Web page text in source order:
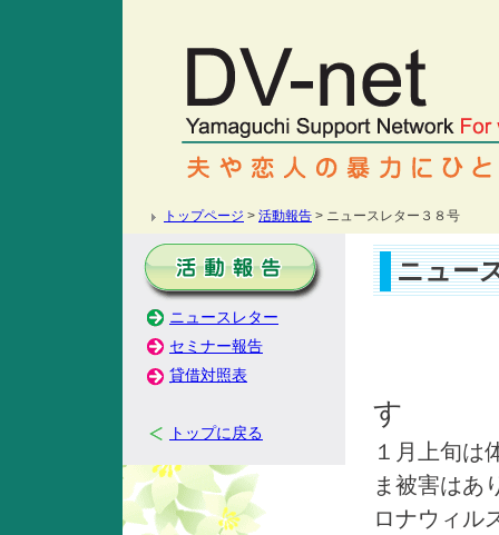
トップページ > 活動報告 > ニュースレター３８号
ニュースレター
セミナー報告
貸借対照表
トップに戻る
ニュー
す
１月上旬は
ま被害はあ
ロナウィル